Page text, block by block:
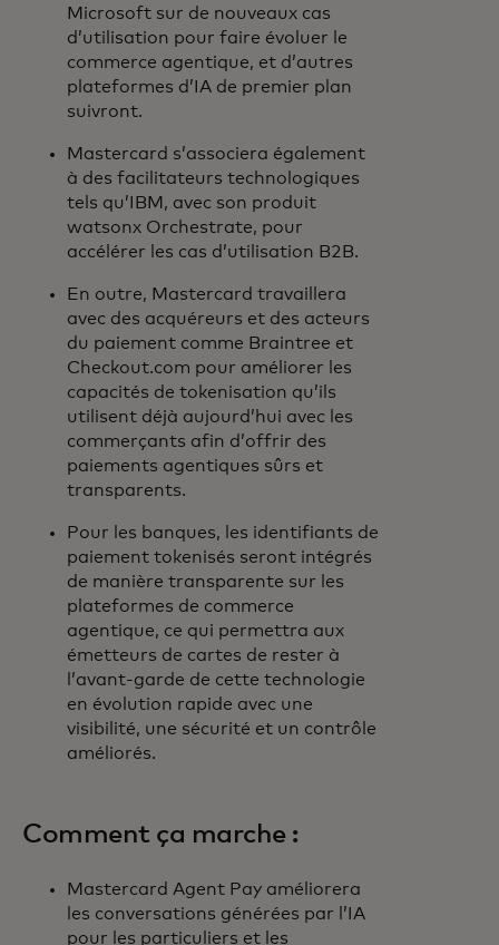
Microsoft sur de nouveaux cas
d’utilisation pour faire évoluer le
commerce agentique, et d’autres
plateformes d’IA de premier plan
suivront.
Mastercard s’associera également
à des facilitateurs technologiques
tels qu’IBM, avec son produit
watsonx Orchestrate, pour
accélérer les cas d’utilisation B2B.
En outre, Mastercard travaillera
avec des acquéreurs et des acteurs
du paiement comme Braintree et
Checkout.com pour améliorer les
capacités de tokenisation qu’ils
utilisent déjà aujourd’hui avec les
commerçants afin d’offrir des
paiements agentiques sûrs et
transparents.
Pour les banques, les identifiants de
paiement tokenisés seront intégrés
de manière transparente sur les
plateformes de commerce
agentique, ce qui permettra aux
émetteurs de cartes de rester à
l’avant-garde de cette technologie
en évolution rapide avec une
visibilité, une sécurité et un contrôle
améliorés.
Comment ça marche :
Mastercard Agent Pay améliorera
les conversations générées par l’IA
pour les particuliers et les